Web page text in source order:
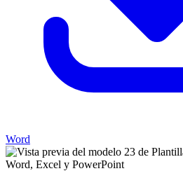
Word